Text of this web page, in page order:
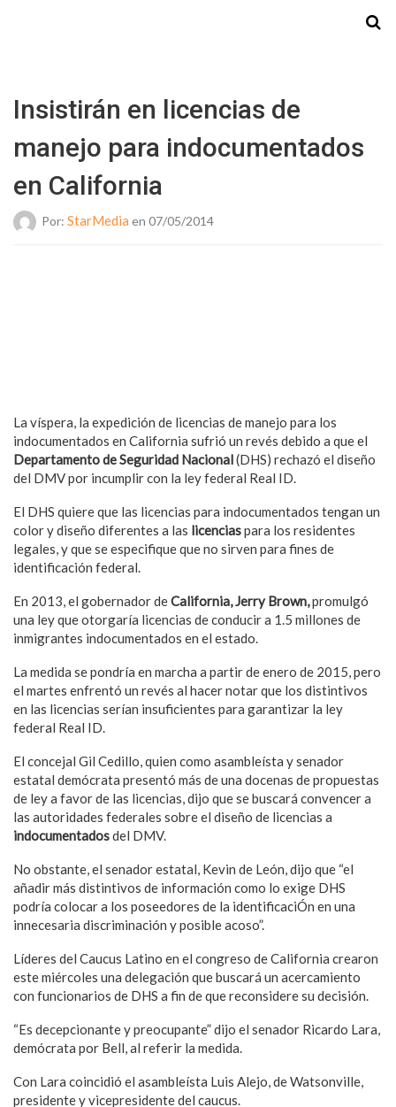
Insistirán en licencias de
manejo para indocumentados
en California
Por: StarMedia en 07/05/2014
La víspera, la expedición de licencias de manejo para los
indocumentados en California sufrió un revés debido a que el
Departamento de Seguridad Nacional(DHS) rechazó el diseño
del DMV por incumplir con la ley federal Real ID.
El DHS quiere que las licencias para indocumentados tengan un
color y diseño diferentes a las licenciaspara los residentes
legales, y que se especifique que no sirven para fines de
identificación federal.
En 2013, el gobernador deCalifornia, Jerry Brown,promulgó
una ley que otorgaría licencias de conducir a 1.5 millones de
inmigrantes indocumentados en el estado.
La medida se pondría en marcha a partir de enero de 2015, pero
el martes enfrentó un revés al hacer notar que los distintivos
en las licencias serían insuficientes para garantizar la ley
federal Real ID.
El concejal Gil Cedillo, quien como asambleísta y senador
estatal demócrata presentó más de una docenas de propuestas
de ley a favor de las licencias, dijo que se buscará convencer a
las autoridades federales sobre el diseño de licencias a
indocumentadosdel DMV.
No obstante, el senador estatal, Kevin de León, dijo que “el
añadir más distintivos de información como lo exige DHS
podría colocar a los poseedores de la identificaciÓn en una
innecesaria discriminación y posible acoso”.
Líderes del Caucus Latino en el congreso de California crearon
este miércoles una delegación que buscará un acercamiento
con funcionarios de DHS a fin de que reconsidere su decisión.
“Es decepcionante y preocupante” dijo el senador Ricardo Lara,
demócrata por Bell, al referir la medida.
Con Lara coincidió el asambleísta Luis Alejo, de Watsonville,
presidente y vicepresidente del caucus.